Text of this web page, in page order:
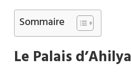
Sommaire
Le Palais d’Ahilya